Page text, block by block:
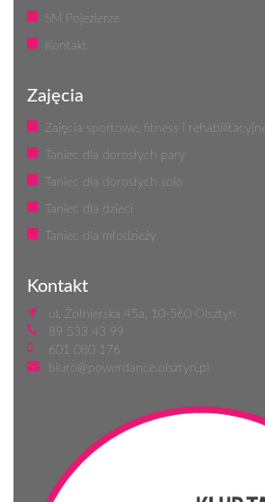
SM Pojezierze
Kontakt
Zajęcia
Zajęcia sportowe, fitness i rehabilitacyjne
Taniec dla dorosłych pary
Taniec dla dorosłych solo
Taniec dla dzieci
Taniec dla młodzieży
Kontakt
ul. Żołnierska 45a, 10-560 Olsztyn
89 533 43 99
601 080 176
biuro@powerdance.olsztyn.pl